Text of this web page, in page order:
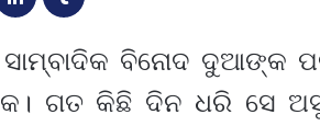
ବିନୋଦ ଦୁଆଙ୍କ
ଗତ କିଛି ଦିନ ଧରି ସେ